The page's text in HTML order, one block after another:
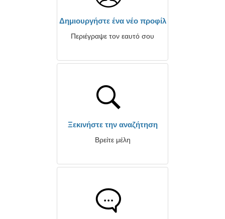
Δημιουργήστε ένα νέο προφίλ
Περιέγραψε τον εαυτό σου
Ξεκινήστε την αναζήτηση
Βρείτε μέλη